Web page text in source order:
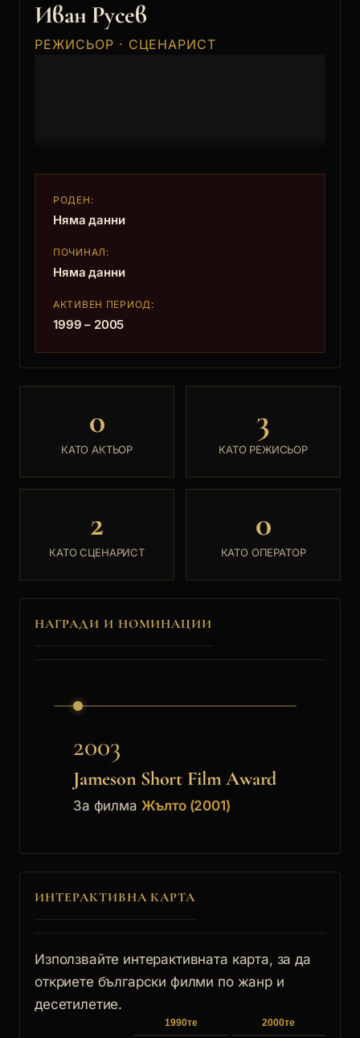
Иван Русев
РЕЖИСЬОР · СЦЕНАРИСТ
РОДЕН:
Няма данни
ПОЧИНАЛ:
Няма данни
АКТИВЕН ПЕРИОД:
1999 – 2005
0
КАТО АКТЬОР
3
КАТО РЕЖИСЬОР
2
КАТО СЦЕНАРИСТ
0
КАТО ОПЕРАТОР
НАГРАДИ И НОМИНАЦИИ
2003
Jameson Short Film Award
За филма Жълто (2001)
ИНТЕРАКТИВНА КАРТА
Използвайте интерактивната карта, за да
откриете български филми по жанр и
десетилетие.
1990те 2000те